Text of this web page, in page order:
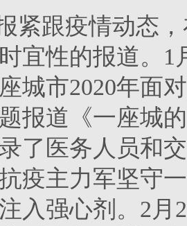
紧跟疫情动态
宜性的报道。1
城市2020年面
报道《一座城
了医务人员和
疫主力军坚守
入强心剂。2月